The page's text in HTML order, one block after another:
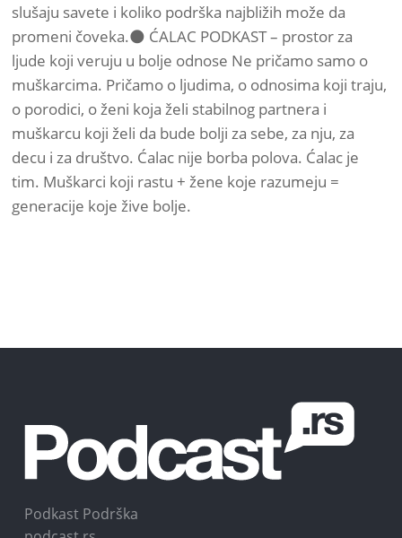
slušaju savete i koliko podrška najbližih može da
promeni čoveka.🌑 ĆALAC PODKAST – prostor za
ljude koji veruju u bolje odnose Ne pričamo samo o
muškarcima. Pričamo o ljudima, o odnosima koji traju,
o porodici, o ženi koja želi stabilnog partnera i
muškarcu koji želi da bude bolji za sebe, za nju, za
decu i za društvo. Ćalac nije borba polova. Ćalac je
tim. Muškarci koji rastu + žene koje razumeju =
generacije koje žive bolje.
Podkast Podrška